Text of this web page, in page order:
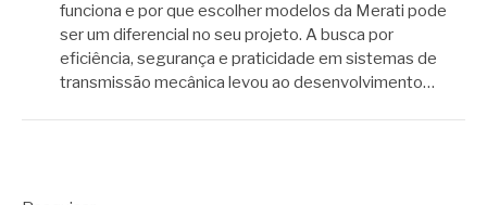
funciona e por que escolher modelos da Merati pode
ser um diferencial no seu projeto. A busca por
eficiência, segurança e praticidade em sistemas de
transmissão mecânica levou ao desenvolvimento…